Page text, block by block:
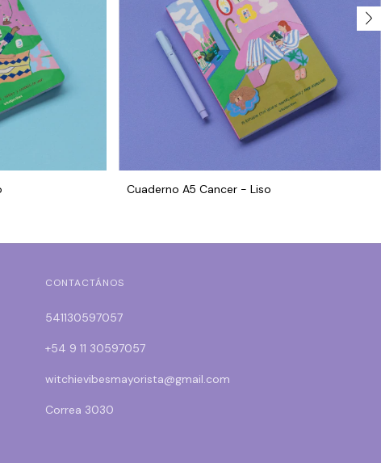
Cuaderno A5 Cancer - Liso
CONTACTÁNOS
541130597057
+54 9 11 30597057
witchievibesmayorista@gmail.com
Correa 3030